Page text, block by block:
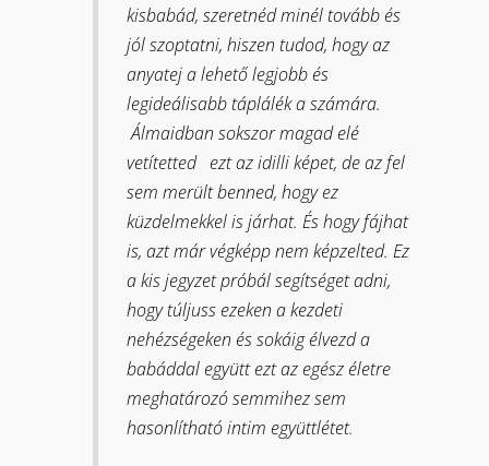
kisbabád, szeretnéd minél tovább és
jól szoptatni, hiszen tudod, hogy az
anyatej a lehető legjobb és
legideálisabb táplálék a számára.
Álmaidban sokszor magad elé
vetítetted ezt az idilli képet, de az fel
sem merült benned, hogy ez
küzdelmekkel is járhat. És hogy fájhat
is, azt már végképp nem képzelted. Ez
a kis jegyzet próbál segítséget adni,
hogy túljuss ezeken a kezdeti
nehézségeken és sokáig élvezd a
babáddal együtt ezt az egész életre
meghatározó semmihez sem
hasonlítható intim együttlétet.